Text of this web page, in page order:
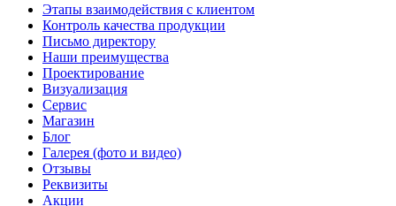
Этапы взаимодействия с клиентом
Контроль качества продукции
Письмо директору
Наши преимущества
Проектирование
Визуализация
Сервис
Магазин
Блог
Галерея (фото и видео)
Отзывы
Реквизиты
Акции